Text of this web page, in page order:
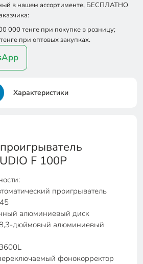
в нашем ассортименте, БЕСПЛАТНО
000 тенге при покупке в розницу;
при оптовых закупках.
Характеристики
F 100Р
проигрыватель
алюминиевый диск
8,3-дюймовый алюминиевый
фонокорректор